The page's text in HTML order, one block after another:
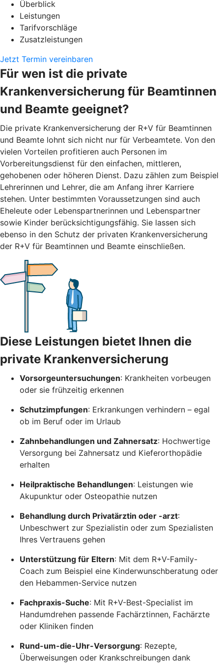
Überblick
Leistungen
Tarifvorschläge
Zusatzleistungen
Jetzt Termin vereinbaren
Für wen ist die private
Krankenversicherung für Beamtinnen
und Beamte geeignet?
Die private Krankenversicherung der R+V für Beamtinnen
und Beamte lohnt sich nicht nur für Verbeamtete. Von den
vielen Vorteilen profitieren auch Personen im
Vorbereitungsdienst für den einfachen, mittleren,
gehobenen oder höheren Dienst. Dazu zählen zum Beispiel
Lehrerinnen und Lehrer, die am Anfang ihrer Karriere
stehen. Unter bestimmten Voraussetzungen sind auch
Eheleute oder Lebenspartnerinnen und Lebenspartner
sowie Kinder berücksichtigungsfähig. Sie lassen sich
ebenso in den Schutz der privaten Krankenversicherung
der R+V für Beamtinnen und Beamte einschließen.
Diese Leistungen bietet Ihnen die
private Krankenversicherung
Vorsorgeuntersuchungen: Krankheiten vorbeugen
oder sie frühzeitig erkennen
Schutzimpfungen: Erkrankungen verhindern – egal
ob im Beruf oder im Urlaub
Zahnbehandlungen und Zahnersatz: Hochwertige
Versorgung bei Zahnersatz und Kieferorthopädie
erhalten
Heilpraktische Behandlungen: Leistungen wie
Akupunktur oder Osteopathie nutzen
Behandlung durch Privatärztin oder -arzt:
Unbeschwert zur Spezialistin oder zum Spezialisten
Ihres Vertrauens gehen
Unterstützung für Eltern: Mit dem R+V-Family-
Coach zum Beispiel eine Kinderwunschberatung oder
den Hebammen-Service nutzen
Fachpraxis-Suche: Mit R+V-Best-Specialist im
Handumdrehen passende Fachärztinnen, Fachärzte
oder Kliniken finden
Rund-um-die-Uhr-Versorgung: Rezepte,
Überweisungen oder Krankschreibungen dank